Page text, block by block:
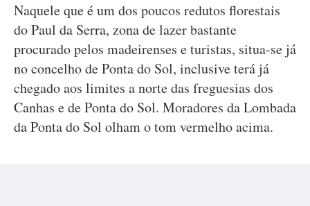
Naquele que é um dos poucos redutos florestais
do Paul da Serra, zona de lazer bastante
procurado pelos madeirenses e turistas, situa-se já
no concelho de Ponta do Sol, inclusive terá já
chegado aos limites a norte das freguesias dos
Canhas e de Ponta do Sol. Moradores da Lombada
da Ponta do Sol olham o tom vermelho acima.